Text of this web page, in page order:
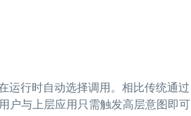
运行时自动选择调用。相比传统通过
户与上层应用只需触发高层意图即可